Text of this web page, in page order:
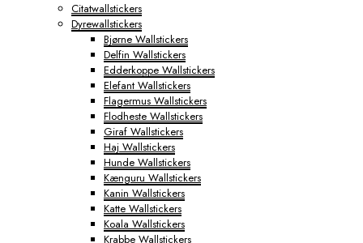
Citatwallstickers
Dyrewallstickers
Bjørne Wallstickers
Delfin Wallstickers
Edderkoppe Wallstickers
Elefant Wallstickers
Flagermus Wallstickers
Flodheste Wallstickers
Giraf Wallstickers
Haj Wallstickers
Hunde Wallstickers
Kænguru Wallstickers
Kanin Wallstickers
Katte Wallstickers
Koala Wallstickers
Krabbe Wallstickers